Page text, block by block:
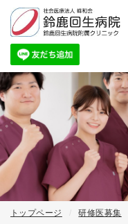
トップページ 研修医募集